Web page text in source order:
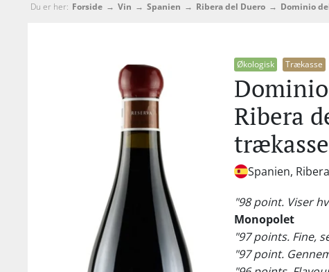
Du er her: Forside Vin Spanien Ribera del Duero Dominio
Økologisk Trækasse
Ribera
trækasse
Spanien,
"98 point. Viser
Monopolet
"97 points. Fine,
"97 point.